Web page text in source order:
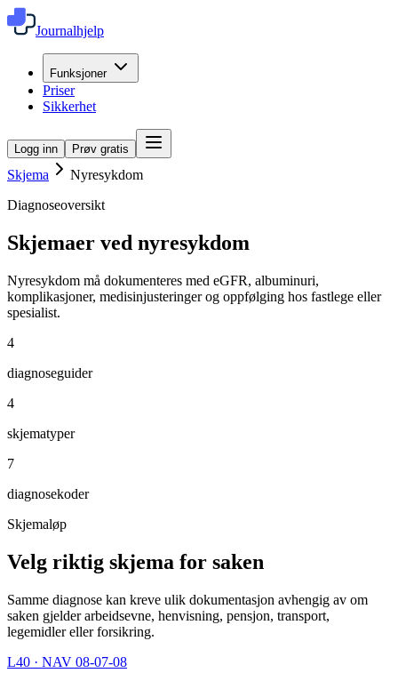
Journalhjelp
Funksjoner
Priser
Sikkerhet
Logg inn Prøv gratis
Skjema
Nyresykdom
Diagnoseoversikt
Skjemaer ved nyresykdom
Nyresykdom må dokumenteres med eGFR, albuminuri,
komplikasjoner, medisinjusteringer og oppfølging hos fastlege eller
spesialist.
4
diagnoseguider
4
skjematyper
7
diagnosekoder
Skjemaløp
Velg riktig skjema for saken
Samme diagnose kan kreve ulik dokumentasjon avhengig av om
saken gjelder arbeidsevne, henvisning, pensjon, transport,
legemidler eller forsikring.
L40 · NAV 08-07-08